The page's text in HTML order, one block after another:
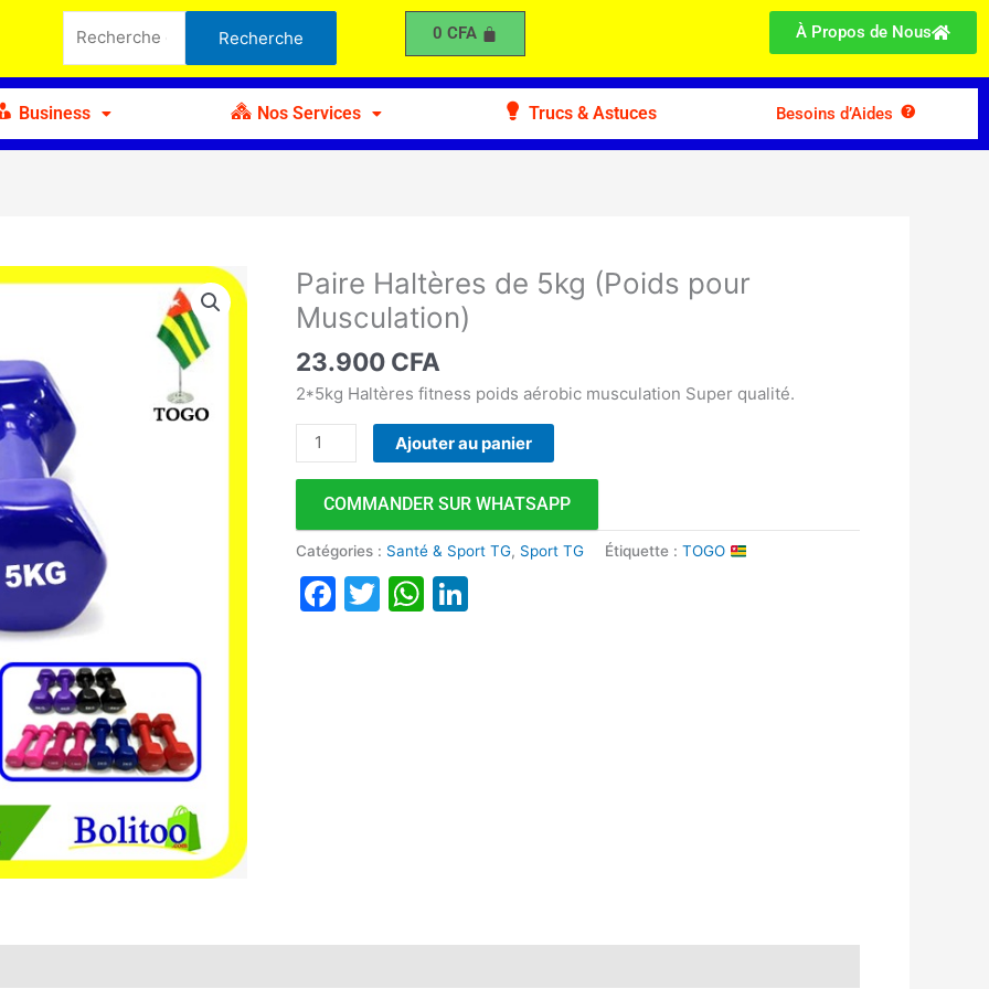
pour :
Recherche 0 CFA À Propos de Nous
Business Nos Services Trucs & Astuces Besoins d’Aides
Paire Haltères de 5kg (Poids pour
Musculation)
23.900 CFA
2*5kg Haltères fitness poids aérobic musculation Super qualité.
quantité
de
Paire
Haltères
de
(Poids
pour
Ajouter au panier
COMMANDER SUR WHATSAPP
Catégories : Santé & Sport TG, Sport TG Étiquette :TOGO
Facebook
TwitterWhatsApp
(Poids
pour
Musculation)